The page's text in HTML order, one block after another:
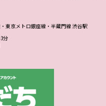
東京メトロ銀座線・半蔵門線 渋谷駅
分